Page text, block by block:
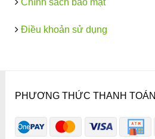
Chính sách bảo mật
Điều khoản sử dụng
PHƯƠNG THỨC THANH TOÁN